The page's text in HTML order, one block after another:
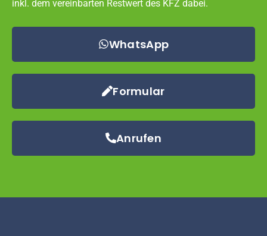
inkl. dem vereinbarten Restwert des KFZ dabei.
WhatsApp
Formular
Anrufen